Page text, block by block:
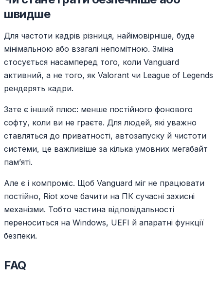
швидше
Для частоти кадрів різниця, найімовірніше, буде
мінімальною або взагалі непомітною. Зміна
стосується насамперед того, коли Vanguard
активний, а не того, як Valorant чи League of Legends
рендерять кадри.
Зате є інший плюс: менше постійного фонового
софту, коли ви не граєте. Для людей, які уважно
ставляться до приватності, автозапуску й чистоти
системи, це важливіше за кілька умовних мегабайт
пам’яті.
Але є і компроміс. Щоб Vanguard міг не працювати
постійно, Riot хоче бачити на ПК сучасні захисні
механізми. Тобто частина відповідальності
переноситься на Windows, UEFI й апаратні функції
безпеки.
FAQ